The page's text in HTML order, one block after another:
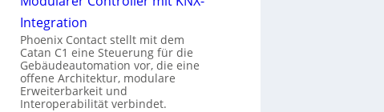
Integration
Phoenix Contact stellt mit dem
Catan C1 eine Steuerung für die
Gebäudeautomation vor, die eine
offene Architektur, modulare
Erweiterbarkeit und
Interoperabilität verbindet.